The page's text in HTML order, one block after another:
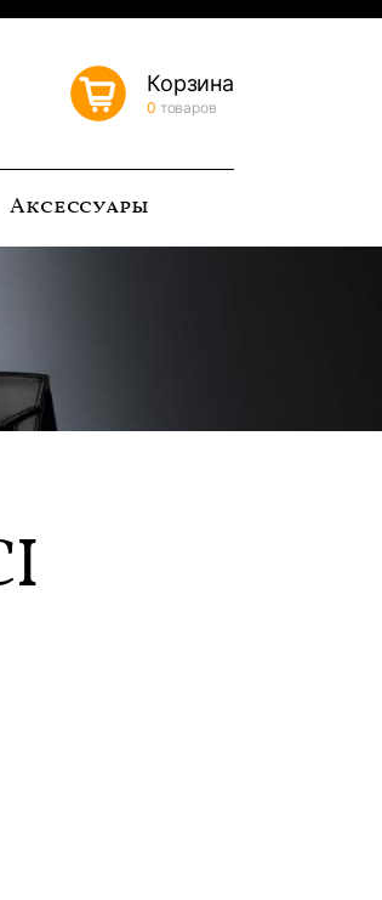
Корзина
0 товаров
Аксессуары